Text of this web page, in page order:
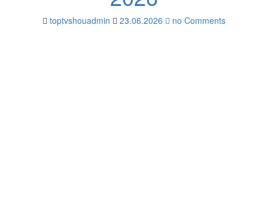
toptvshouadmin 23.06.2026 no Comments